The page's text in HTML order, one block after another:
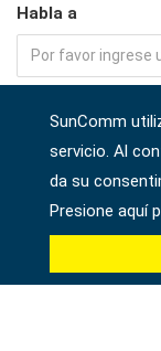
Habla a
Empresa
País *
SunComm
servicio. Al
da su
Presione aquí